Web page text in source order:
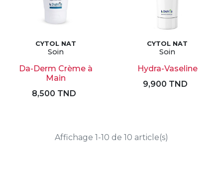
CYTOL NAT
Soin
Da-Derm Crème à
Main
8,500 TND
CYTOL NAT
Soin
Hydra-Vaseline
9,900 TND
Affichage 1-10 de 10 article(s)